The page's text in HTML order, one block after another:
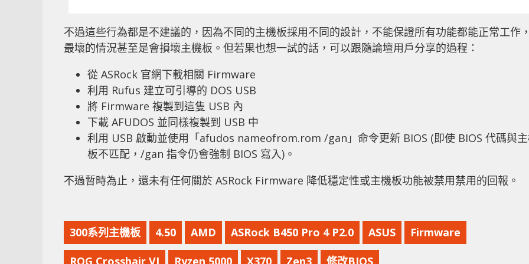
不過這些行為都是不建議的，因為不同的主機板採用不同的設計，不能保證所有功能都能正常工作
最壞的情況甚至是會損壞主機板。但若果也想一試的話，可以跟隨論壇用戶分享的過程：
從 ASRock 官網下載相關 Firmware
利用 Rufus 建立可引導的 DOS USB
將 Firmware 複製到這隻 USB 內
下載 AFUDOS 並同樣複製到 USB 中
利用 USB 啟動並使用「afudos nameofrom.rom /gan」命令更新 BIOS (即使 BIOS 代碼與
板不匹配，/gan 指令仍會強制 BIOS 寫入)。
不過暫時為止，還未有任何關於 ASRock Firmware 降低穩定性或主機板功能被禁用禁用的回報。
300系列主機板 4.50 AMD ASRock B450 Pro 4 P2.0 ASUS Firmware